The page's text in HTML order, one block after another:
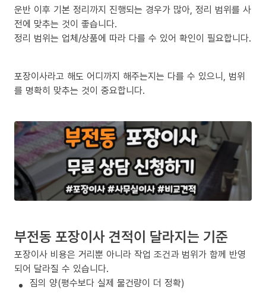
운반 이후 기본 정리까지 진행되는 경우가 많아, 정리 범위를 사
전에 맞추는 것이 좋습니다.
정리 범위는 업체/상품에 따라 다를 수 있어 확인이 필요합니다.
포장이사라고 해도 어디까지 해주는지는 다를 수 있으니, 범위
를 명확히 맞추는 것이 중요합니다.
부전동 포장이사 견적이 달라지는 기준
포장이사 비용은 거리뿐 아니라 작업 조건과 범위가 함께 반영
되어 달라질 수 있습니다.
짐의 양(평수보다 실제 물건량이 더 정확)